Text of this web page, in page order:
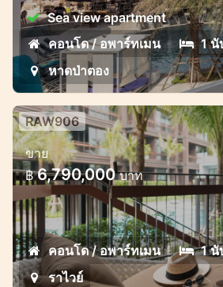
Sea view apartment
คอนโด / อพาร์ทเมน
1
หาดป่าตอง
คอนโดหรูหรา 1-2 ห้องน
ไวย์
RAW906
ขาย
฿ 6,790,000บาท
คอนโด / อพาร์ทเมน
1
ราไวย์